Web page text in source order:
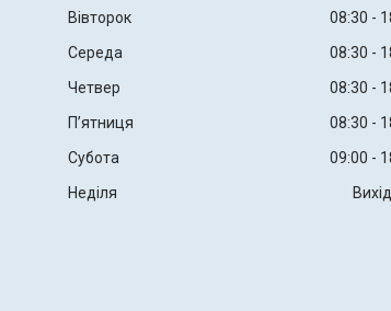
Вівторок
08:30
Середа
08:30
Четвер
08:30
Пʼятниця
08:30
Субота
09:00
Неділя